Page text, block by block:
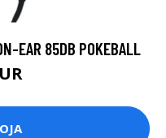
EAR 85DB POKEBALL